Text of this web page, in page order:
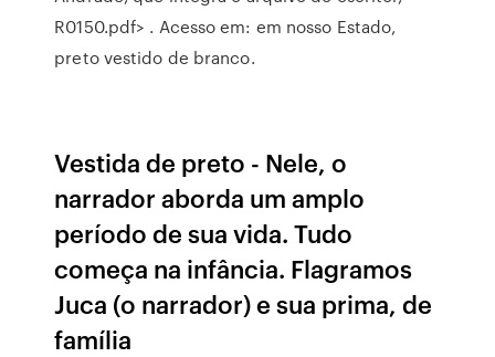
R0150.pdf> . Acesso em: em nosso Estado,
preto vestido de branco.
Vestida de preto - Nele, o
narrador aborda um amplo
período de sua vida. Tudo
começa na infância. Flagramos
Juca (o narrador) e sua prima, de
família